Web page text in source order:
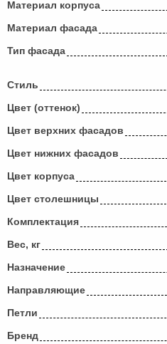
Материал корпуса
Материал фасада
Тип фасада
Стиль
Цвет (оттенок)
Цвет верхних фасадов
Цвет нижних фасадов
Цвет корпуса
Цвет столешницы
Комплектация
Вес, кг
Назначение
Направляющие
Петли
Бренд